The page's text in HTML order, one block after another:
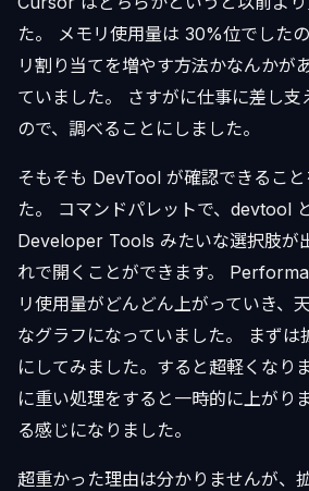
た。 メモリ使用量は 30%位でした
リ割り当てを増やす方法かなんかが
ていました。 さすがに仕事に差し支
ので、調べることにしました。
そもそも DevTool が確認できるこ
た。 コマンドパレットで、devtool
Developer Tools みたいな選択肢が
れで開くことができます。
リ使用量がどんどん上がっていき、
なグラフになっていました。 まずは
にしてみました。すると超軽くなり
に重い処理をすると一時的に上がり
る感じになりました。
超重かった理由は分かりませんが、